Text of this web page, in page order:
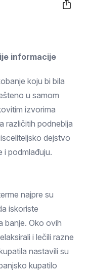
informacije
koju bi bila
u samom
izvorima
različitih podneblja
dejstvo
i podmlađuju.
najpre su
iskoriste
banje. Oko ovih
i lečili razne
nastavili su
kupatilo